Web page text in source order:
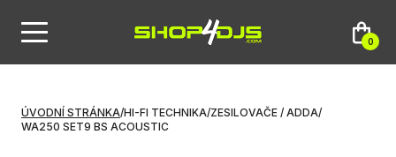
0
ÚVODNÍ STRÁNKA/HI-FI TECHNIKA/ZESILOVAČE / ADDA/
WA250 SET9 BS ACOUSTIC